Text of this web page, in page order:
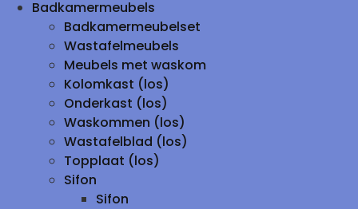
Badkamermeubels
Badkamermeubelset
Wastafelmeubels
Meubels met waskom
Kolomkast (los)
Onderkast (los)
Waskommen (los)
Wastafelblad (los)
Topplaat (los)
Sifon
Sifon